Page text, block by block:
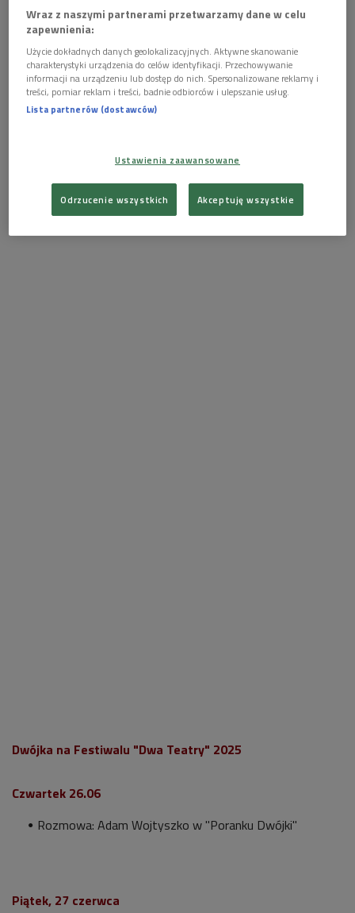
Anna Dymna i Jerzy Radziwiłowicz z Wielką Nagrodą
Festiwalu "Dwa Teatry" 2025
Festiwal Dwa Teatry 2025. Aż trzy słuchowiska
Dwójki w konkursie!
Dwójka na Festiwalu "Dwa Teatry" 2025
Czwartek 26.06
Rozmowa: Adam Wojtyszko w "Poranku Dwójki"
Piątek, 27 czerwca
Wraz z naszymi partnerami przetwarzamy dane w celu
zapewnienia:
Użycie dokładnych danych geolokalizacyjnych. Aktywne skanowanie
charakterystyki urządzenia do celów identyfikacji. Przechowywanie
informacji na urządzeniu lub dostęp do nich. Spersonalizowane reklamy i
treści, pomiar reklam i treści, badnie odbiorców i ulepszanie usług.
Lista partnerów (dostawców)
Ustawienia zaawansowane
Odrzucenie wszystkich Akceptuję wszystkie